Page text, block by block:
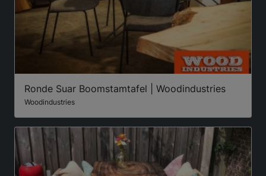
Ronde Suar Boomstamtafel | Woodindustries
Woodindustries